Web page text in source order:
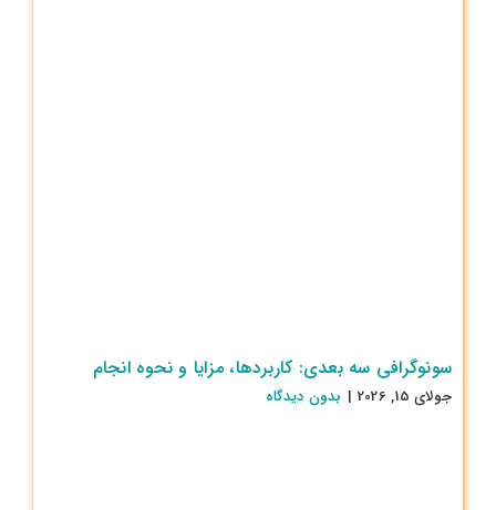
سونوگرافی سه بعدی: کاربردها، مزایا و نحوه انجام
جولای 15, 2026 | بدون ديدگاه